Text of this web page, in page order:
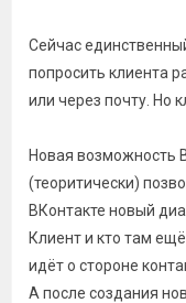
Сейчас
попросить клиента
или через почту. Но
Новая возможность
(теоритически)
ВКонтакте новый
Клиент и кто там
идёт о стороне
А после создания